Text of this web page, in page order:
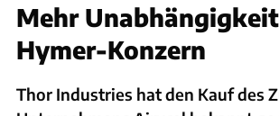
Mehr
Hymer-Konzern
Thor Industries hat den Kauf des